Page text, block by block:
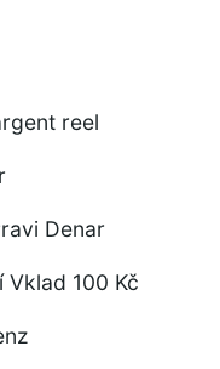
reel
Denar
Vklad 100 Kč